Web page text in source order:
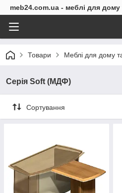
meb24.com.ua - меблі для
Товари Меблі для дому
Серія Soft (МДФ)
Сортування